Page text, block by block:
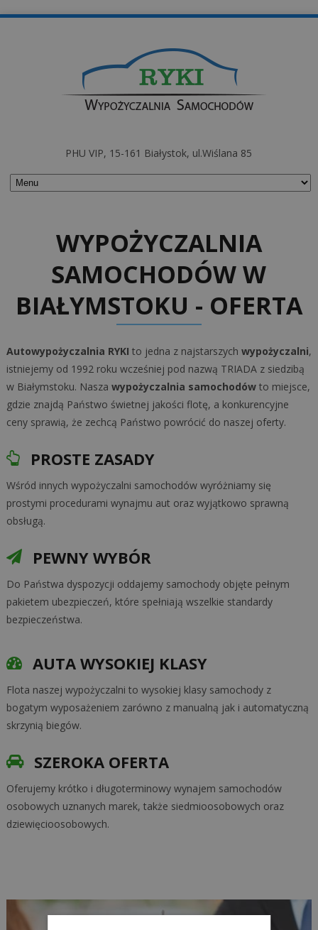
PHU VIP, 15-161 Białystok, ul.Wiślana 85
WYPOŻYCZALNIA
SAMOCHODÓW W
BIAŁYMSTOKU - OFERTA
Autowypożyczalnia RYKI to jedna z najstarszych wypożyczalni,
istniejemy od 1992 roku wcześniej pod nazwą TRIADA z siedzibą
w Białymstoku. Nasza wypożyczalnia samochodówto miejsce,
gdzie znajdą Państwo świetnej jakości flotę, a konkurencyjne
ceny sprawią, że zechcą Państwo powrócić do naszej oferty.
PROSTE ZASADY
Wśród innych wypożyczalni samochodów wyróżniamy się
prostymi procedurami wynajmu aut oraz wyjątkowo sprawną
obsługą.
PEWNY WYBÓR
Do Państwa dyspozycji oddajemy samochody objęte pełnym
pakietem ubezpieczeń, które spełniają wszelkie standardy
bezpieczeństwa.
AUTA WYSOKIEJ KLASY
Flota naszej wypożyczalni to wysokiej klasy samochody z
bogatym wyposażeniem zarówno z manualną jak i automatyczną
skrzynią biegów.
SZEROKA OFERTA
Oferujemy krótko i długoterminowy wynajem samochodów
osobowych uznanych marek, także siedmioosobowych oraz
dziewięcioosobowych.